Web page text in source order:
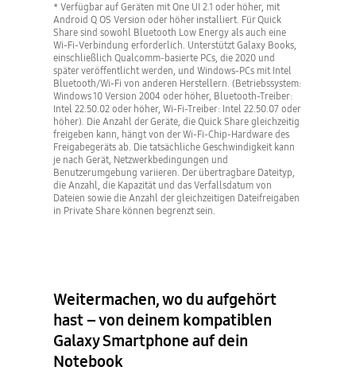
* Verfügbar auf Geräten mit One UI 2.1 oder höher, mit
Android Q OS Version oder höher installiert. Für Quick
Share sind sowohl Bluetooth Low Energy als auch eine
Wi-Fi-Verbindung erforderlich. Unterstützt Galaxy Books,
einschließlich Qualcomm-basierte PCs, die 2020 und
später veröffentlicht werden, und Windows-PCs mit Intel
Bluetooth/Wi-Fi von anderen Herstellern. (Betriebssystem:
Windows 10 Version 2004 oder höher, Bluetooth-Treiber:
Intel 22.50.02 oder höher, Wi-Fi-Treiber: Intel 22.50.07 oder
höher). Die Anzahl der Geräte, die Quick Share gleichzeitig
freigeben kann, hängt von der Wi-Fi-Chip-Hardware des
Freigabegeräts ab. Die tatsächliche Geschwindigkeit kann
je nach Gerät, Netzwerkbedingungen und
Benutzerumgebung variieren. Der übertragbare Dateityp,
die Anzahl, die Kapazität und das Verfallsdatum von
Dateien sowie die Anzahl der gleichzeitigen Dateifreigaben
in Private Share können begrenzt sein.
Weitermachen, wo du aufgehört
hast – von deinem kompatiblen
Galaxy Smartphone auf dein
Notebook